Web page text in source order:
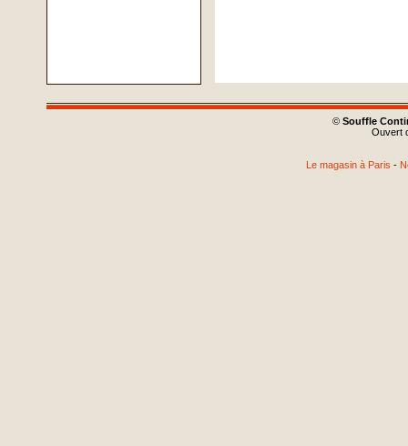
© Souffle
Ouvert
Le magasin à Paris -